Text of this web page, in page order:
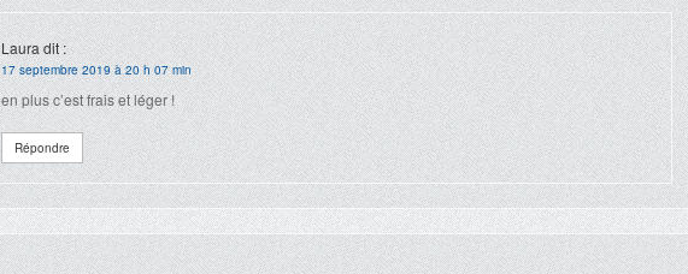
Laura dit :
17 septembre 2019 à 20 h 07 min
en plus c’est frais et léger !
Répondre